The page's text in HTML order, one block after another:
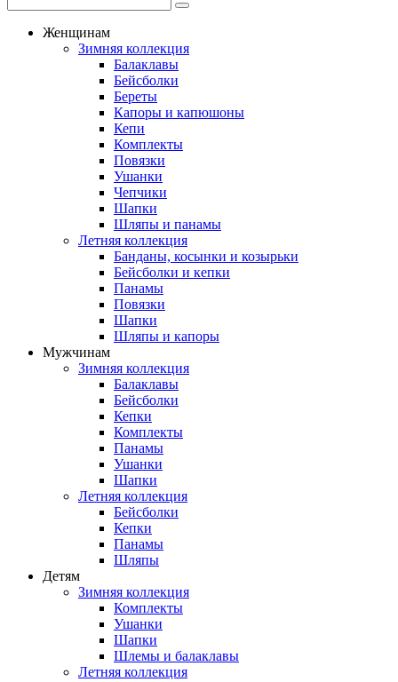
Женщинам
Зимняя коллекция
Балаклавы
Бейсболки
Береты
Капоры и капюшоны
Кепи
Комплекты
Повязки
Ушанки
Чепчики
Шапки
Шляпы и панамы
Летняя коллекция
Банданы, косынки и козырьки
Бейсболки и кепки
Панамы
Повязки
Шапки
Шляпы и капоры
Мужчинам
Зимняя коллекция
Балаклавы
Бейсболки
Кепки
Комплекты
Панамы
Ушанки
Шапки
Летняя коллекция
Бейсболки
Кепки
Панамы
Шляпы
Детям
Зимняя коллекция
Комплекты
Ушанки
Шапки
Шлемы и балаклавы
Летняя коллекция